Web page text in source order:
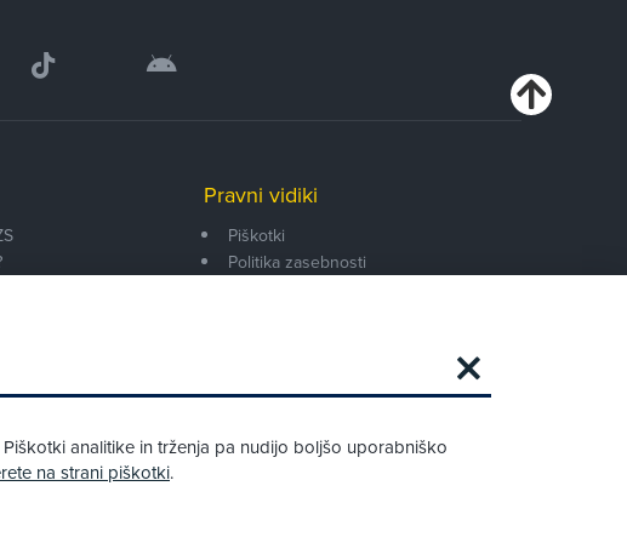
Obstoječi in novi AMZS člani, ki boste v
Pravni vidiki
Piškotki
Politika zasebnosti
analitike in trženja pa nudijo boljšo uporabniško
na strani piškotki.